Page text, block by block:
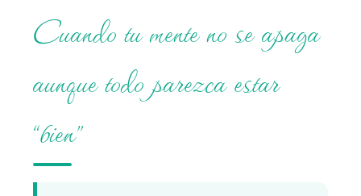
Cuando tu mente no se apaga
aunque todo parezca estar
“bien”